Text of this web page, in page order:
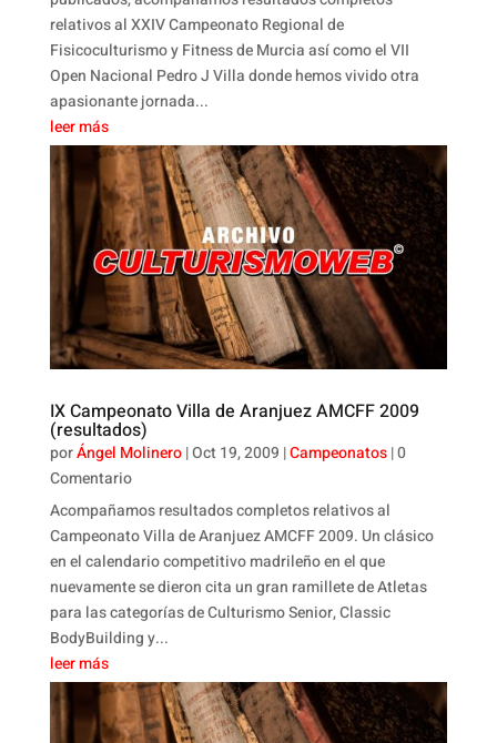
relativos al XXIV Campeonato Regional de
Fisicoculturismo y Fitness de Murcia así como el VII
Open Nacional Pedro J Villa donde hemos vivido otra
apasionante jornada...
leer más
IX Campeonato Villa de Aranjuez AMCFF 2009
(resultados)
porÁngel Molinero|Oct 19, 2009 |Campeonatos| 0
Comentario
Acompañamos resultados completos relativos al
Campeonato Villa de Aranjuez AMCFF 2009. Un clásico
en el calendario competitivo madrileño en el que
nuevamente se dieron cita un gran ramillete de Atletas
para las categorías de Culturismo Senior, Classic
BodyBuilding y...
leer más